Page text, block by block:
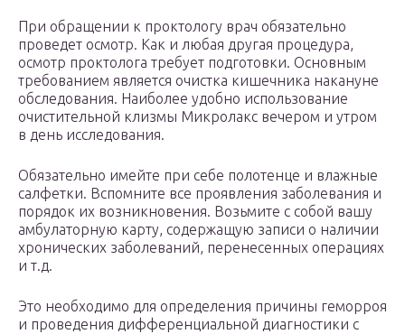
При обращении к проктологу врач обязательно
проведет осмотр. Как и любая другая процедура,
осмотр проктолога требует подготовки. Основным
требованием является очистка кишечника накануне
обследования. Наиболее удобно использование
очистительной клизмы Микролакс вечером и утром
в день исследования.
Обязательно имейте при себе полотенце и влажные
салфетки. Вспомните все проявления заболевания и
порядок их возникновения. Возьмите с собой вашу
амбулаторную карту, содержащую записи о наличии
хронических заболеваний, перенесенных операциях
и т.д.
Это необходимо для определения причины геморроя
и проведения дифференциальной диагностики с